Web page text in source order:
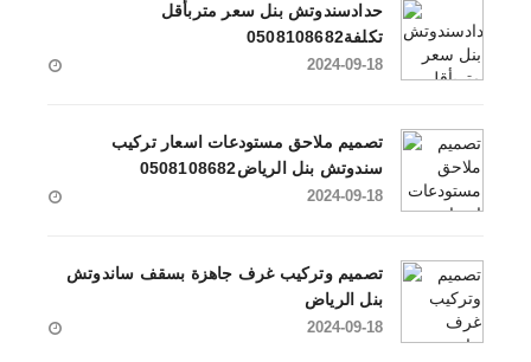
حدادسندوتش بنل سعر متربأقل
تكلفة0508108682
2024-09-18
تصميم ملاحق مستودعات اسعار تركيب
سندوتش بنل الرياض0508108682
2024-09-18
تصميم وتركيب غرف جاهزة بسقف ساندوتش
بنل الرياض
2024-09-18